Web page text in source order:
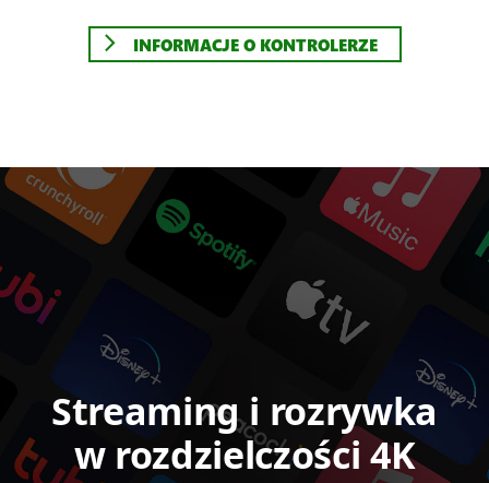
INFORMACJE O KONTROLERZE
Streaming i rozrywka
w rozdzielczości 4K